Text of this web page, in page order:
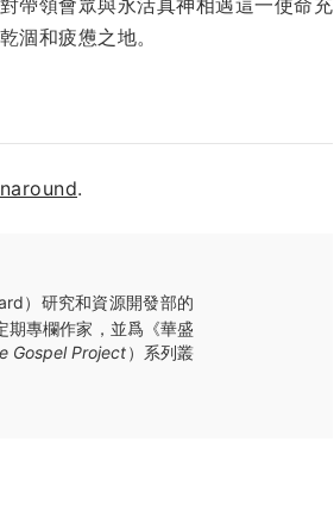
涸和疲憊之地。
.
）研究和資源開發部的
期專欄作家，並爲《華盛
Gospel Project）系列叢